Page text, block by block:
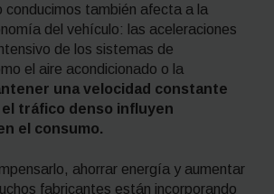
conducimos también afecta a la
del vehículo: las aceleraciones
de los sistemas de
el aire acondicionado o la
una velocidad constante
tráfico denso influyen
el consumo.
ahorrar energía y aumentar
fabricantes están incorporando